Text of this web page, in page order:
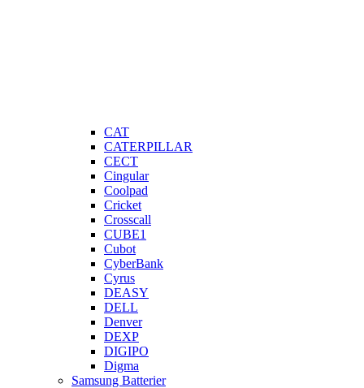
CAT
CATERPILLAR
CECT
Cingular
Coolpad
Cricket
Crosscall
CUBE1
Cubot
CyberBank
Cyrus
DEASY
DELL
Denver
DEXP
DIGIPO
Digma
Samsung Batterier